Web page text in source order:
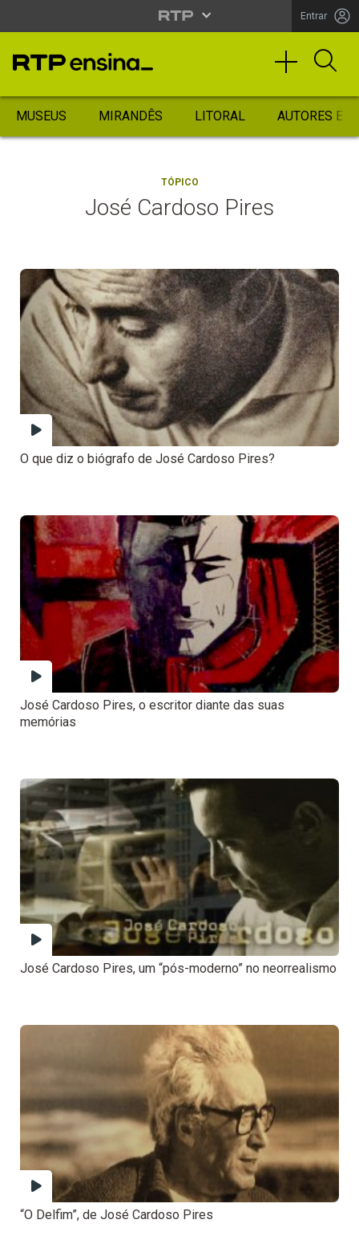
Entrar
MUSEUS MIRANDÊS LITORAL AUTORES
TÓPICO
José Cardoso Pires
O que diz o biógrafo de José Cardoso Pires?
José Cardoso Pires, o escritor diante das suas
memórias
José Cardoso Pires, um “pós-moderno” no neorrealismo
“O Delfim”, de José Cardoso Pires